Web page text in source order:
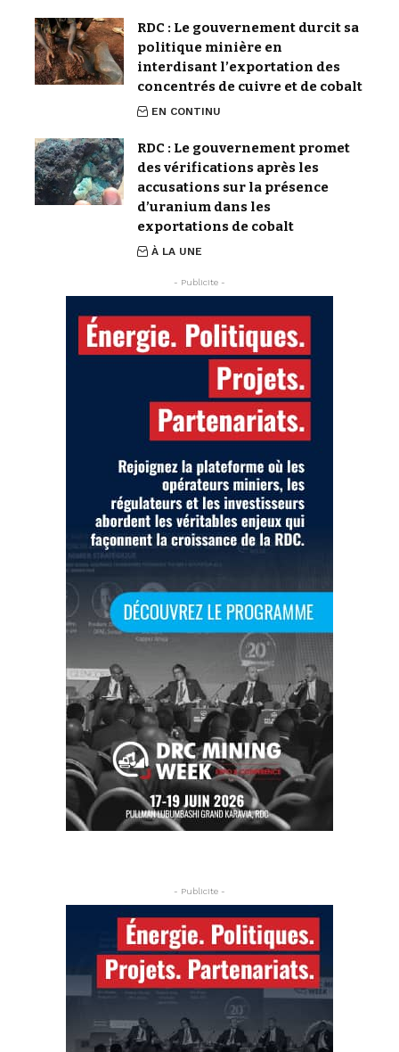
RDC : Le gouvernement durcit sa
politique minière en
interdisant l’exportation des
concentrés de cuivre et de cobalt
EN CONTINU
RDC : Le gouvernement promet
des vérifications après les
accusations sur la présence
d’uranium dans les
exportations de cobalt
À LA UNE
- Publicite -
- Publicite -